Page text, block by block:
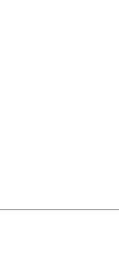
allo spegnimento.